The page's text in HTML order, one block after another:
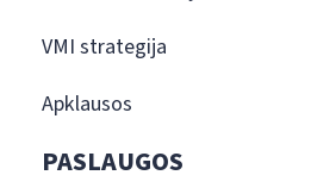
VMI strategija
Apklausos
PASLAUGOS